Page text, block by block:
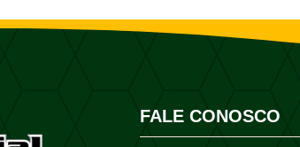
FALE CONOSCO